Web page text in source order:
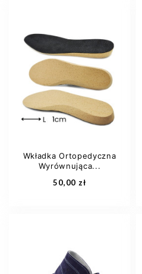
20 21
22
24 +23
Dodaj do koszyka
Wkładka Ortopedyczna
Wyrównująca...
50,00 zł